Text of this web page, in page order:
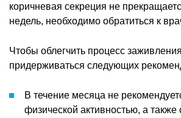
коричневая секреция не
недель, необходимо обратиться к
Чтобы облегчить процесс
придерживаться следующих
В течение месяца не
физической активностью, а также